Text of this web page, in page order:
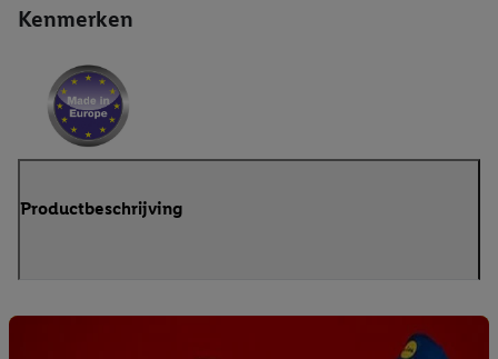
Kenmerken
Productbeschrijving